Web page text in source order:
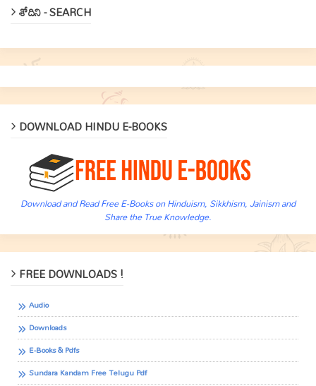
శోదిని - SEARCH
DOWNLOAD HINDU E-BOOKS
Download and Read Free E-Books on Hinduism, Sikkhism, Jainism and
Share the True Knowledge.
FREE DOWNLOADS !
Audio
Downloads
E-Books & Pdfs
Sundara Kandam Free Telugu Pdf